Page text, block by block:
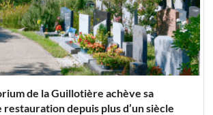
de la Guillotière achève sa
depuis plus d’un siècle